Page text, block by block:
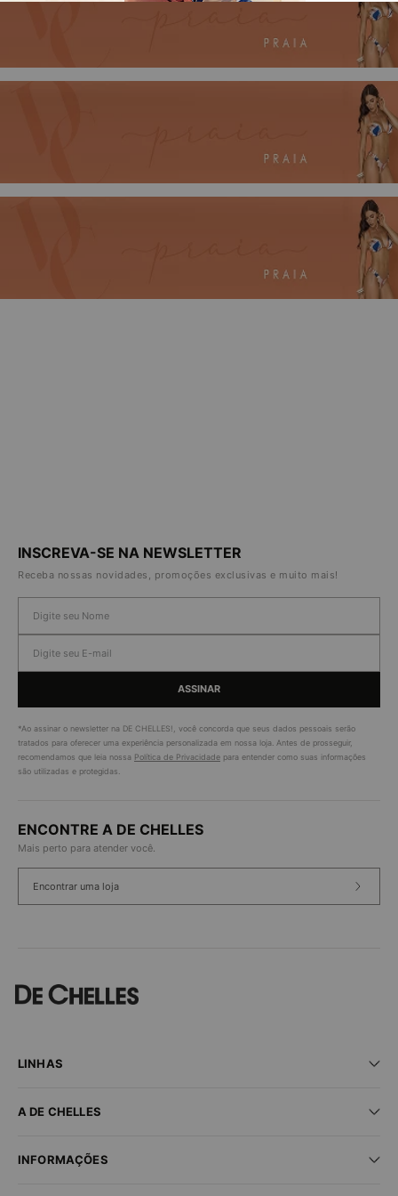
INSCREVA-SE NA NEWSLETTER
Receba nossas novidades, promoções exclusivas e muito mais!
ASSINAR
*Ao assinar o newsletter na DE CHELLES!, você concorda que seus dados pessoais serão
tratados para oferecer uma experiência personalizada em nossa loja. Antes de prosseguir,
recomendamos que leia nossa Política de Privacidade para entender como suas informações
são utilizadas e protegidas.
ENCONTRE A DE CHELLES
Mais perto para atender você.
Encontrar uma loja
LINHAS
Fitness
A DE CHELLES
Encontre uma loja
INFORMAÇÕES